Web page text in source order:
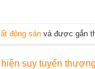
động sản và được gắn
suy tuyến